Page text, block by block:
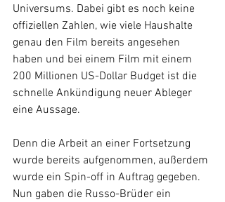
Universums. Dabei gibt es noch keine
offiziellen Zahlen, wie viele Haushalte
genau den Film bereits angesehen
haben und bei einem Film mit einem
200 Millionen US-Dollar Budget ist die
schnelle Ankündigung neuer Ableger
eine Aussage.
Denn die Arbeit an einer Fortsetzung
wurde bereits aufgenommen, außerdem
wurde ein Spin-off in Auftrag gegeben.
Nun gaben die Russo-Brüder ein